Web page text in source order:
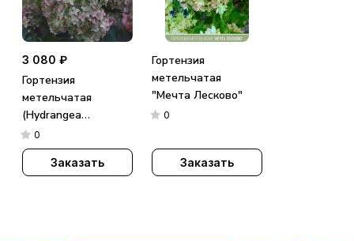
3 080 ₽
Гортензия
метельчатая
(Hydrangea
paniculata)
«Metallica»
0
Заказать
Гортензия
метельчатая
"Мечта Лесково"
0
Заказать